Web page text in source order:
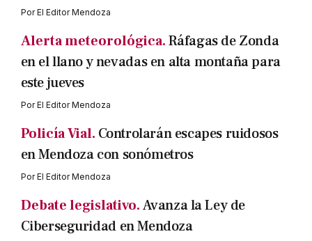
PorEl Editor Mendoza
Alerta meteorológica.Ráfagas de Zonda
en el llano y nevadas en alta montaña para
este jueves
PorEl Editor Mendoza
Policía Vial. Controlarán escapes ruidosos
en Mendoza con sonómetros
PorEl Editor Mendoza
Debate legislativo.Avanza la Ley de
Ciberseguridad en Mendoza